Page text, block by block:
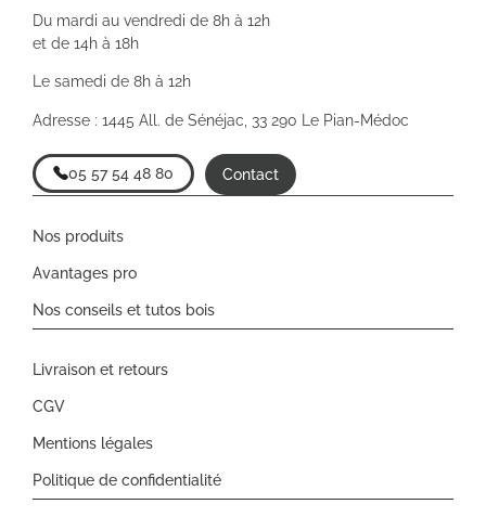
Du mardi au vendredi de 8h à 12h
et de 14h à 18h
Le samedi de 8h à 12h
Adresse : 1445 All. de Sénéjac, 33 290 Le Pian-Médoc
05 57 54 48 80 Contact
Nos produits
Avantages pro
Nos conseils et tutos bois
Livraison et retours
CGV
Mentions légales
Politique de confidentialité